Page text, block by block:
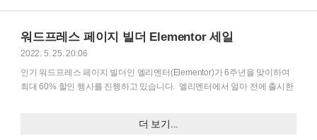
워드프레스 페이지 빌더 Elementor 세일
2022. 5. 25. 20:06
인기 워드프레스 페이지 빌더인 엘리멘터(Elementor)가 6주년을 맞이하여
최대 60% 할인 행사를 진행하고 있습니다. ​ 엘리멘터에서 얼마 전에 출시한
에서 제공하므로 웹호스팅을 별도로 가입할 필요가 없습니다. 워드프레스와
더 보기...